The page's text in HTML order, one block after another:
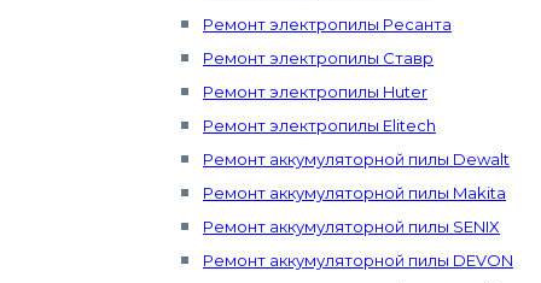
Ремонт электропилы Ресанта
Ремонт электропилы Ставр
Ремонт электропилы Huter
Ремонт электропилы Elitech
Ремонт аккумуляторной пилы Dewalt
Ремонт аккумуляторной пилы Makita
Ремонт аккумуляторной пилы SENIX
Ремонт аккумуляторной пилы DEVON